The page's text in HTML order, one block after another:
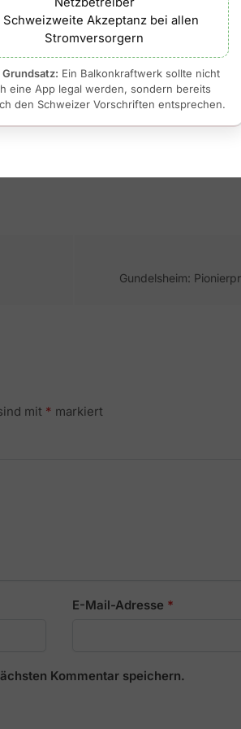
TOPCon-Modulen,steiler/
erstaunlich viel heraus. Das
dieAmortisation– ganz legal
Gundelsheim:
mit * markiert
E-Mail-Adresse *
Kommentar speichern.
Schweizweite Akzeptanz bei allen
Stromversorgern
Grundsatz: Ein Balkonkraftwerk sollte nicht
eine App legal werden, sondern bereits
den Schweizer Vorschriften entsprechen.